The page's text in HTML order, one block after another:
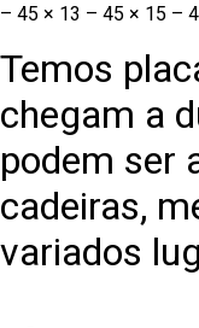
– 45 × 13 – 45 × 15 –
Temos
chegam a
podem ser
cadeiras,
variados